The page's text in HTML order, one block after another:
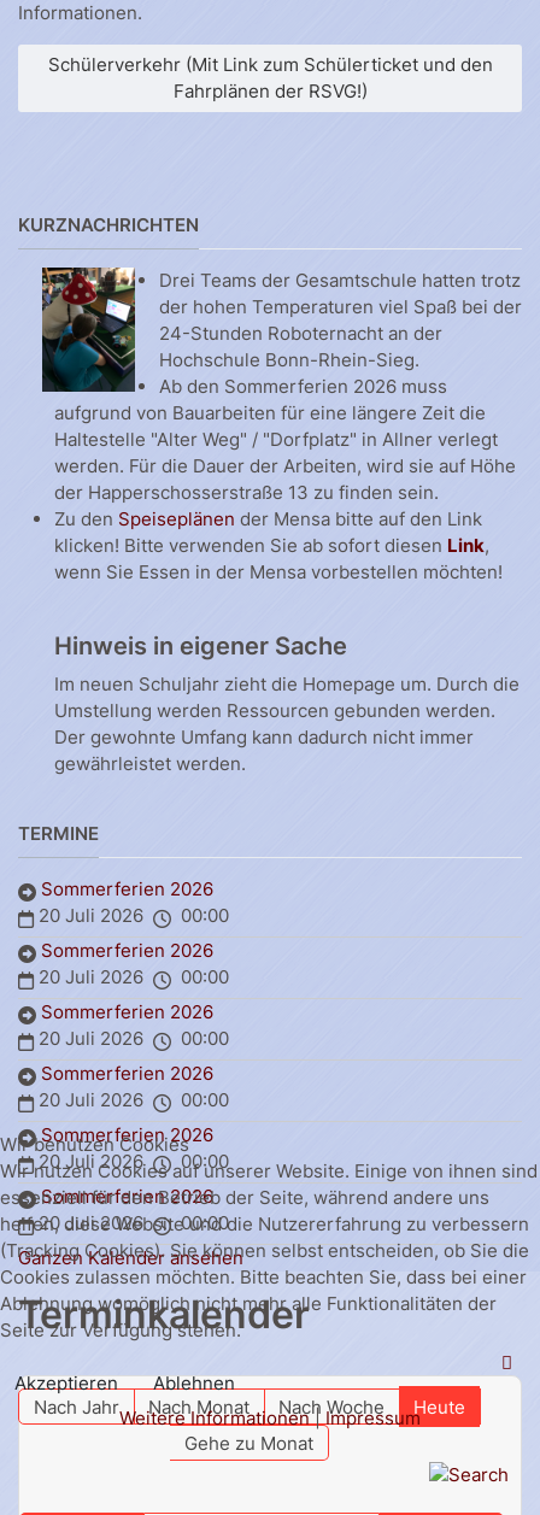
Informationen.
Schülerverkehr (Mit Link zum Schülerticket und den
Fahrplänen der RSVG!)
KURZNACHRICHTEN
Drei Teams der Gesamtschule hatten trotz
der hohen Temperaturen viel Spaß bei der
24-Stunden Roboternacht an der
Hochschule Bonn-Rhein-Sieg.
Ab den Sommerferien 2026 muss
aufgrund von Bauarbeiten für eine längere Zeit die
Haltestelle "Alter Weg" / "Dorfplatz" in Allner verlegt
werden. Für die Dauer der Arbeiten, wird sie auf Höhe
der Happerschosserstraße 13 zu finden sein.
Zu den Speiseplänen der Mensa bitte auf den Link
klicken! Bitte verwenden Sie ab sofort diesen Link,
wenn Sie Essen in der Mensa vorbestellen möchten!
Hinweis in eigener Sache
Im neuen Schuljahr zieht die Homepage um. Durch die
Umstellung werden Ressourcen gebunden werden.
Der gewohnte Umfang kann dadurch nicht immer
gewährleistet werden.
TERMINE
Sommerferien 2026
20 Juli 2026
00:00
Sommerferien 2026
20 Juli 2026
00:00
Sommerferien 2026
20 Juli 2026
00:00
Sommerferien 2026
20 Juli 2026
00:00
Sommerferien 2026
20 Juli 2026
00:00
Sommerferien 2026
20 Juli 2026
00:00
Ganzen Kalender ansehen
Terminkalender
Nach Jahr Nach Monat Nach Woche
Heute
Gehe zu Monat
Wir benutzen Cookies
Wir nutzen Cookies auf unserer Website. Einige von ihnen sind
essenziell für den Betrieb der Seite, während andere uns
helfen, diese Website und die Nutzererfahrung zu verbessern
(Tracking Cookies). Sie können selbst entscheiden, ob Sie die
Cookies zulassen möchten. Bitte beachten Sie, dass bei einer
Ablehnung womöglich nicht mehr alle Funktionalitäten der
Seite zur Verfügung stehen.
Akzeptieren
Ablehnen
Weitere Informationen| Impressum